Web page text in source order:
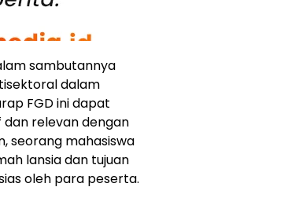
sambutannya
dalam
FGD ini dapat
relevan dengan
seorang mahasiswa
lansia dan tujuan
oleh para peserta.